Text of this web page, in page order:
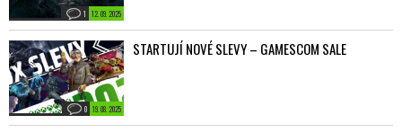
12. 09. 2025
1
19. 08. 2025
0
STARTUJÍ NOVÉ SLEVY – GAMESCOM SALE